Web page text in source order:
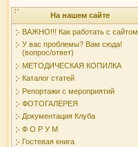
На нашем сайте
ВАЖНО!!! Как работать с сайтом
У вас проблемы? Вам сюда!
(вопрос/ответ)
МЕТОДИЧЕСКАЯ КОПИЛКА
Каталог статей
Репортажи с мероприятий
ФОТОГАЛЕРЕЯ
Документация Клуба
Ф О Р У М
Гостевая книга